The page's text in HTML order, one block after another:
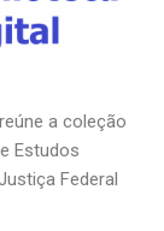
a coleção
Estudos
Federal